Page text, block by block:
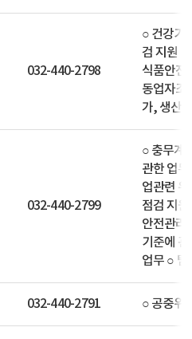
032-440-2798
○ 건강기
검 지원
식품안전
동업자조
가, 생산
032-440-2799
○ 충무계
관한 업
업관련
점검 지
안전관리
기준에
업무 ○ 팀
032-440-2791 ○ 공중위